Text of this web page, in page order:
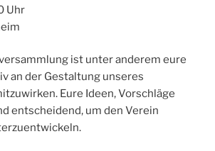
Uhr
ist unter anderem eure
an der Gestaltung unseres
Eure Ideen, Vorschläge
entscheidend, um den Verein